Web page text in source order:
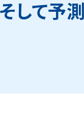
活用事例
して予